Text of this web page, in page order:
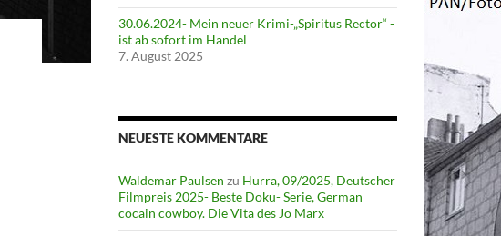
30.06.2024- Mein neuer Krimi-„Spiritus Rector“ -
ist ab sofort im Handel
7. August 2025
NEUESTE KOMMENTARE
Waldemar Paulsen zu Hurra, 09/2025, Deutscher
Filmpreis 2025- Beste Doku- Serie, German
cocain cowboy. Die Vita des Jo Marx